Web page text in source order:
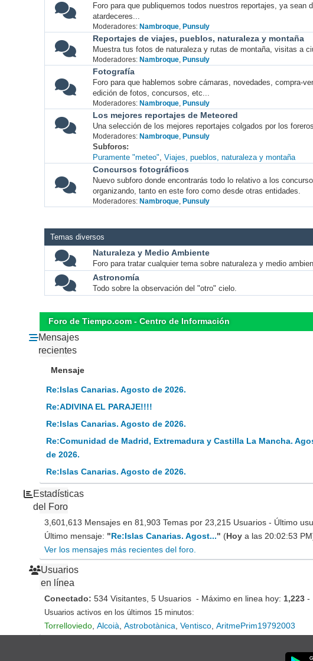
Foro para que publiquemos todos nuestros reportajes, ya sean
atardeceres...
Moderadores: Nambroque, Punsuly
Reportajes de viajes, pueblos, naturaleza y montaña
Muestra tus fotos de naturaleza y rutas de montaña, visitas a
Moderadores: Nambroque, Punsuly
Fotografía
Foro para que hablemos sobre cámaras, novedades, compra-
edición de fotos, concursos, etc...
Moderadores: Nambroque, Punsuly
Los mejores reportajes de Meteored
Una selección de los mejores reportajes colgados por los foreros.
Moderadores: Nambroque, Punsuly
Subforos
Puramente "meteo" Viajes, pueblos, naturaleza y montaña
Concursos fotográficos
Nuevo subforo donde encontrarás todo lo relativo a los
organizando, tanto en este foro como desde otras entidades.
Moderadores: Nambroque, Punsuly
Temas diversos
Naturaleza y Medio Ambiente
Foro para tratar cualquier tema sobre naturaleza y medio
Astronomía
Todo sobre la observación del "otro" cielo.
Foro de Tiempo.com - Centro de Información
Mensajes
recientes
Mensaje
Re:Islas Canarias. Agosto de 2026.
Re:ADIVINA EL PARAJE!!!!
Re:Islas Canarias. Agosto de 2026.
Re:Comunidad de Madrid, Extremadura y Castilla La Mancha.
de 2026.
Re:Islas Canarias. Agosto de 2026.
Estadísticas
del Foro
3,601,613 Mensajes en 81,903 Temas por 23,215 Usuarios - Último
Último mensaje: "Re:Islas Canarias. Agost..." (Hoy a las 20:02:53
Ver los mensajes más recientes del foro.
Usuarios
en línea
Conectado:534 Visitantes, 5 Usuarios - Máximo en linea hoy: 1,223 -
Usuarios activos en los últimos 15 minutos:
Torrelloviedo ,Alcoià ,Astrobotànica ,Ventisco ,AritmePrim19792003